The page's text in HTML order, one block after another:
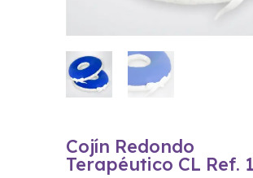
Cojín Redondo
Terapéutico CL Ref.